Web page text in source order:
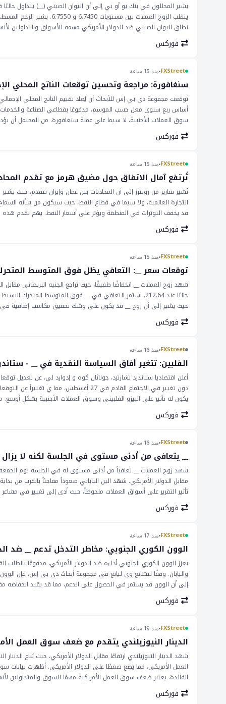
يشير المحللون في بنك يو أو بي إلى أن اليوان الصيني (__) يتداول
يتقلب الزوج العملات
نطاق اليوان الصيني ضد الدولار الأمريكي مهمة للأسواق والتداولين
العالمية على أسواق العملات. يمكن أن يكون للنغمة المثيرة لل في
التداولين أن يكونوا على دراية بإمكانية تقدير اليوان بشكل أكبر إذا
وبيانات البنوك المركزية بعناية ل تلميحات حول تغيير في السياسة
فوركس
FXStreet منذ 15 ساعة
سنغافورة: مراجعة وتحسين توقعات الناتج المحلي
أساس ربع سنوي معل حسب الموسم، مدفوعًا بقطاعي الصناعة والخدمات
سوق العملات الأجنبية، لا سيما على عملة سنغافورة. من المحتمل أن
يؤدي إلى ارتفاع قيمة عملة سنغافورة مقابل العملات الأخرى. وهذا قد
أسعار صرف العملات المتداولة مع عملة سنغافورة. بالإضافة إلى ذلك،
سنغافورة مقابل العملات الأخرى، ويمكن أن يكون لأي تغيير في قيمتها
الاعتبار الآثار المحتملة للمراجعة وتحسين توقعات الناتج المحلي
فوركس
FXStreet منذ 15 ساعة
تُرتفع آمال الاتفاق حول مضيق هرمز مع تقدم
تُشير تقارير من رويترز إلى أن المحادثات بين عمان وإيران تتقدم،
التجارة العالمية، ولا سيما في قطاع النفط، حيث سيكون من شأنه
قد يخفف التوترات في المنطقة ويؤثر على أسعار النفط. يهم تقدم هذه
وبالتالي على الاقتصاد العالمي. مضيق هرمز المستقر والأمن ماس هو
التطورات عن كثب، حيث يمكن أن تؤثر على أسعار النفط وقيمة العملات،
سيكون للآثار على أسعار النفط وسوق الفوركس الأوسع نطاقا مراقبة
فوركس
FXStreet منذ 15 ساعة
توقعات سعر __: التعافي يظل فوق المتوسط المتحرك
وحقيقة أن الزوج استمر فوق هذا المستوى تشير إلى نظرة مثيرة للتفاؤل.
كان التعافي الحالي مستدامًا. الآثار المترتبة على هذا التطور هي أن
مواقفهم وفقًا لذلك. الساعات القادمة ستحسم اتجاه زوج __، وينبغي
فوركس
FXStreet منذ 16 ساعة
الفلبين: تتغير آفاق السياسة النقدية في __ -
أعلن اقتصاديا ستاندرد تشارترد، جوناثان كوه و إدوارد لي، عن تعديل
دون تغيير في الاجتماع القادم في 27
يكون له تأثير على البيزو الفلبيني وسوق العملات الأجنبية بشكل
العالمي وتأثير قرارات السياسة النقدية في بلدان أخرى. وقد تم مراقبة
تأثير على الأسواق الناشئة مثل الفلبين. وبالتالي، سيكون قرار __
تغيير كدليل على الحذر، يعكس القلق بشأن التأثير المحتمل لمعدلات
ودعم العملة. وبالتالي، سيكون المستثمرون يراقبون قرار __ وتأثيره
فوركس
FXStreet منذ 16 ساعة
__ يتعافى من أدنى مستوى في الجلسة لكنه لا
شهد زوج العملات __ تعافياً من أدنى مستوى له في الجلسة يوم
مقابل الدولار الأمريكي. شهد الين الياباني صعوداً مفاجئاً بالقرب من
تأثير التقرير على أسواق العملات ملحوظاً، حيث أدى إلى تغيير في
وقد تؤثر ضعفها على قرارات السياسة النقدية المستقبلية للبنك
التوظيف في الولايات المتحدة إلى انخفاض في التوقعات لمزيد من رفع
مراقبة الوضع عن كثب، حيث قد يؤدي إلى زيادة في التقلبات في سوق
الانخفاض العام للزوج يوم الجمعة يشير إلى أن هناك تحديات في
أسواق العملات. ستكون الإصدارات القادمة من البيانات الاقتصادية
فوركس
FXStreet منذ 17 ساعة
الوون الكوري الجنوبي: مخاطر التدخل تدعم __ ضد
يعزز الوون الكوري الجنوبي أداءه ضد الدولار الأمريكي، مدفوعًا
واليابان. وفقًا لتشانغ وي ليانغ في مجموعة أبحاث دي بي إس، فإن
إلى أن الوون قد يستمر في الحصول على الدعم، مما قد يقيد انخفاضه
للمراقبة، حيث يمكن أن يؤثر على أسعار الصرف ويتأثر بقرارات التداول.
يكون لأي علامات إضافية على الدعم أو الضعف تأثير على المتداولين
فوركس
FXStreet منذ 19 ساعة
الدينار النيوزيلندي يتقدم مع ضعف سوق العمل
العمل الأمريكي، مما يضع ضغطًا على الدولار الأمريكي. أظهرت بيانات
الفائدة. يعتبر ضعف سوق العمل الأمريكية مهمًا للسوق
الاحتياطي الفيدرالي على إعادة النظر في موقفه المتشدد بشأن رفع
عن كثب من قبل المتداولين، حيث يمكن لأي تغيير في أسعار الفائدة أن
فوركس